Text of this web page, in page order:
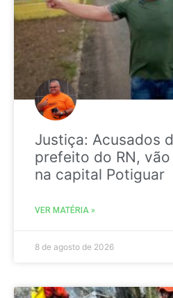
Justiça: Acusados
prefeito do RN,
na capital Potiguar
VER MATÉRIA »
8 de agosto de 2026